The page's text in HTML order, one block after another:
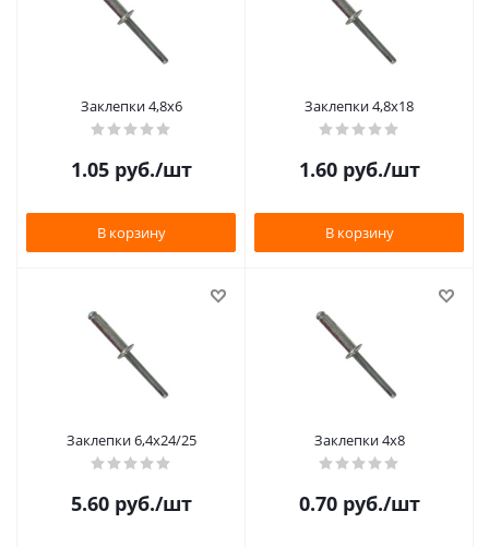
Заклепки 4,8х6
1.05руб./шт
В корзину
Заклепки 4,8х18
1.60руб./шт
В корзину
Заклепки 6,4х24/25
5.60руб./шт
Заклепки 4х8
0.70руб./шт